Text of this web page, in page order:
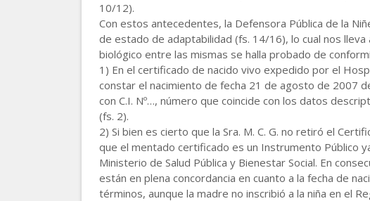
10/12).
Con estos antecedentes, la Defensora Pública de la
de estado de adaptabilidad (fs. 14/16), lo cual nos lleva
biológico entre las mismas se halla probado de
1) En el certificado de nacido vivo expedido por el
constar el nacimiento de fecha 21 de agosto de 2007
con C.I. Nº…, número que coincide con los datos
(fs. 2).
2) Si bien es cierto que la Sra. M. C. G. no retiró el
que el mentado certificado es un Instrumento Público
Ministerio de Salud Pública y Bienestar Social. En
están en plena concordancia en cuanto a la fecha de
términos, aunque la madre no inscribió a la niña en el